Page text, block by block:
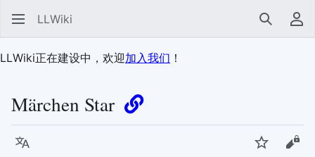
LLWiki 搜索 用
LLWiki正在建设中，欢迎加入我们 ！
Märchen Star
语言 监视 查